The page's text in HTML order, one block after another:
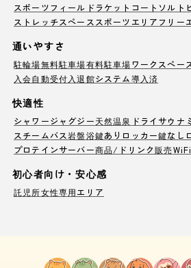
スポーツフィールド ラケットコート ソルト
ストレッチスペース スポーツエリア フリー
通いやすさ
駐輪場無料駐車場有料駐車場ワークスペー
入会自動受付 入退館システム導入済
快適性
シャワージャグジー天然温泉 ドライサウナ
スチームバス岩盤浴鍵ありロッカー鍵なし
プロテインサーバー商品/ドリンク販売WiFi
初心者向け・安心感
託児所女性専用エリア